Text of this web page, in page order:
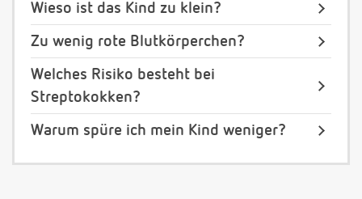
Wieso ist das Kind zu klein?
Zu wenig rote Blutkörperchen?
Welches Risiko besteht bei
Streptokokken?
Warum spüre ich mein Kind weniger?